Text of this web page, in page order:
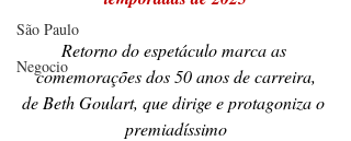
São Paulo
Negocio
Retorno do espetáculo marca as
comemorações dos 50 anos de carreira,
de Beth Goulart, que dirige e protagoniza o
premiadíssimo